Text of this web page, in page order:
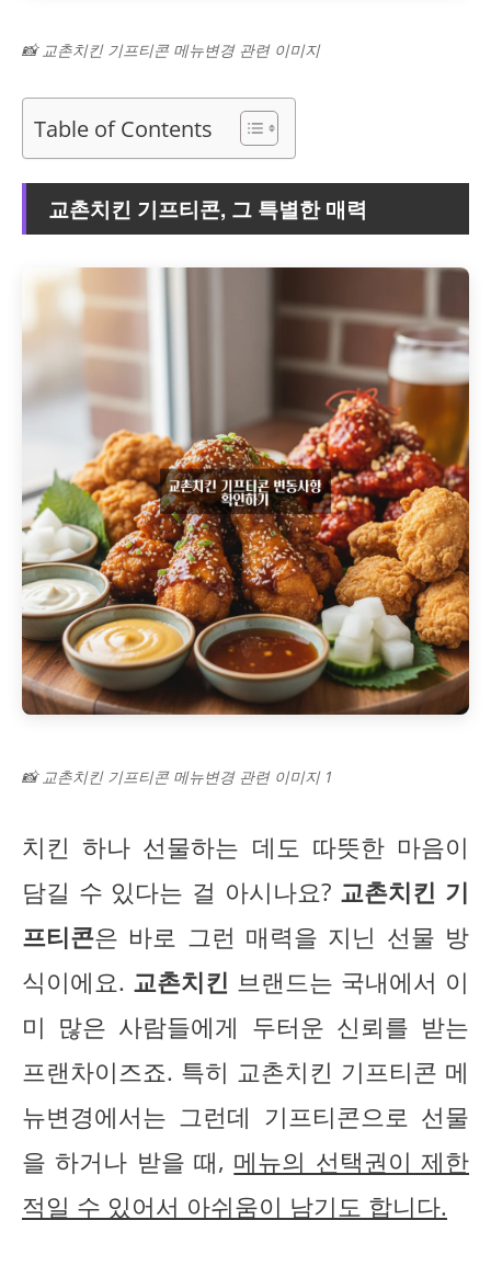
📸 교촌치킨 기프티콘 메뉴변경 관련 이미지
Table of Contents
교촌치킨 기프티콘, 그 특별한 매력
📸 교촌치킨 기프티콘 메뉴변경 관련 이미지 1
치킨 하나 선물하는 데도 따뜻한 마음이
담길 수 있다는 걸 아시나요? 교촌치킨 기
프티콘은 바로 그런 매력을 지닌 선물 방
식이에요. 교촌치킨 브랜드는 국내에서 이
미 많은 사람들에게 두터운 신뢰를 받는
프랜차이즈죠. 특히 교촌치킨 기프티콘 메
뉴변경에서는 그런데 기프티콘으로 선물
을 하거나 받을 때, 메뉴의 선택권이 제한
적일 수 있어서 아쉬움이 남기도 합니다.